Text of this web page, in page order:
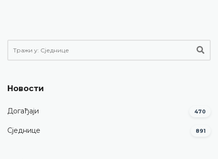
Новости
Догађаји 470
Сједнице 891